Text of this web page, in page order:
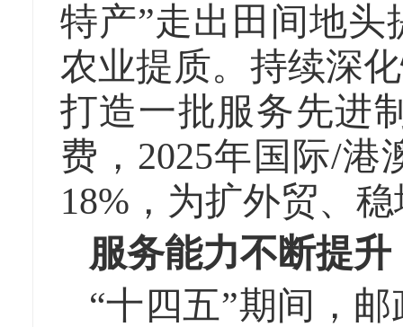
特产”走出田间地
农业提质。持续深
打造一批服务先进
费，2025年国际/港
18%，为扩外贸、
服务能力不断提
“十四五”期间，